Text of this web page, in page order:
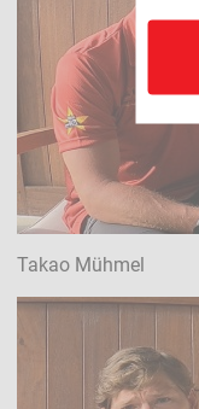
Takao Mühmel